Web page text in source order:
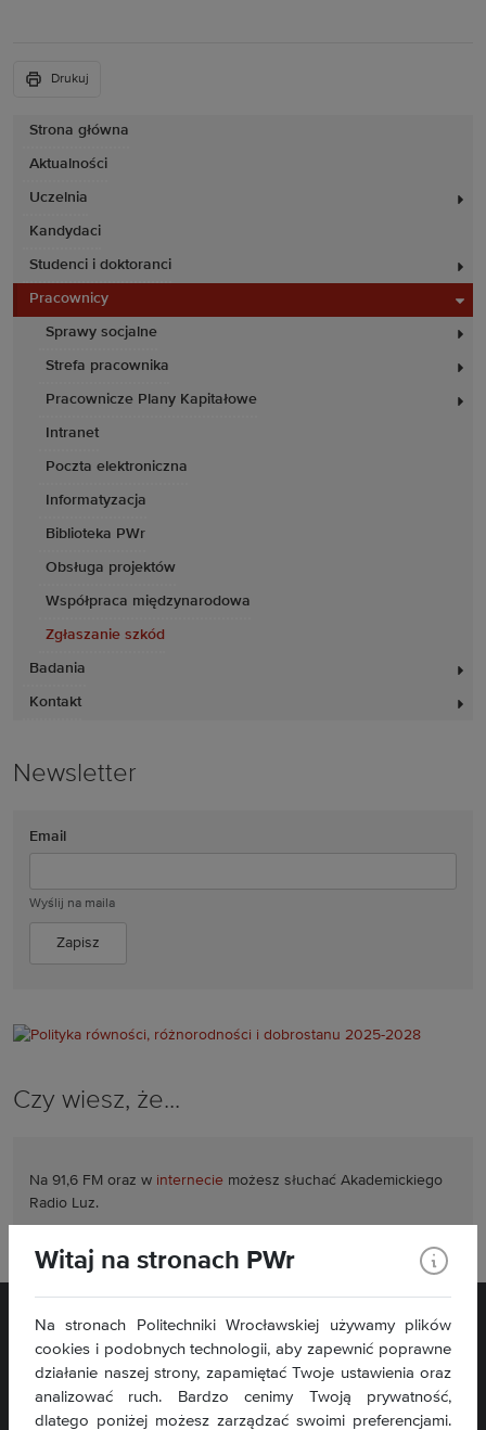
Strona główna
Aktualności
Uczelnia
Kandydaci
Studenci i doktoranci
Pracownicy
Sprawy socjalne
Strefa pracownika
Pracownicze Plany Kapitałowe
Intranet
Poczta elektroniczna
Informatyzacja
Biblioteka PWr
Obsługa projektów
Współpraca międzynarodowa
Zgłaszanie szkód
Badania
Kontakt
Newsletter
Email
Wyślij na maila
Czy wiesz, że...
Na 91,6 FM oraz w internecie możesz słuchać Akademickiego
Radio Luz.
Drukuj
Witaj na stronach PWr
Na stronach Politechniki Wrocławskiej używamy plików
cookies i podobnych technologii, aby zapewnić poprawne
działanie naszej strony, zapamiętać Twoje ustawienia oraz
analizować ruch. Bardzo cenimy Twoją prywatność,
dlatego poniżej możesz zarządzać swoimi preferencjami.